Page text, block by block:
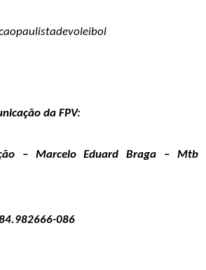
da FPV:
– Marcelo Eduard Braga – Mtb
086